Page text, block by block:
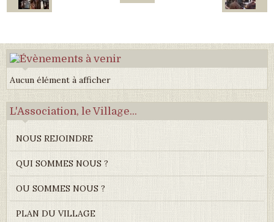
Aucun élément à afficher
L'Association, le Village...
NOUS REJOINDRE
QUI SOMMES NOUS ?
OU SOMMES NOUS ?
PLAN DU VILLAGE